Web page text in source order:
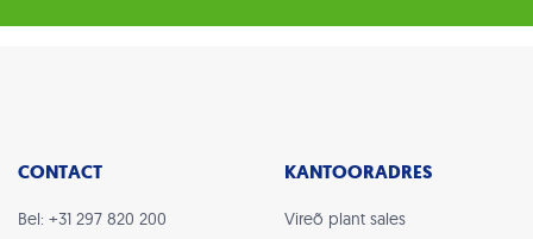
CONTACT
Bel: +31 297 820 200
KANTOORADRES
Vireõ plant sales